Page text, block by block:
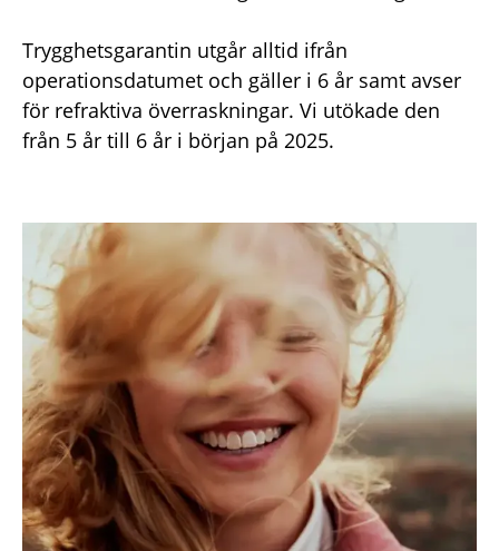
Trygghetsgarantin utgår alltid ifrån
operationsdatumet och gäller i 6 år samt avser
för refraktiva överraskningar. Vi utökade den
från 5 år till 6 år i början på 2025.